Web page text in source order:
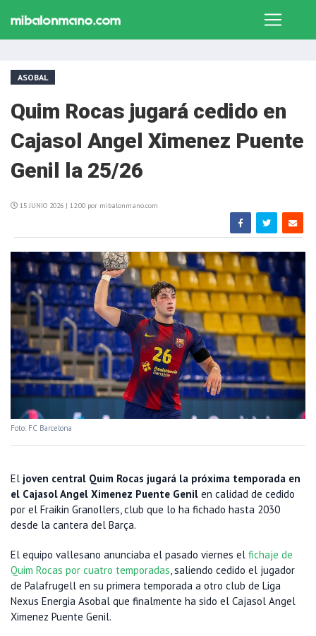
ASOBAL
Quim Rocas jugará cedido en
Cajasol Angel Ximenez Puente
Genil la 25/26
15 JUNIO 2026 | 12:00 por mibalonmano.com
Foto: FC Barcelona
El joven central Quim Rocas jugará la próxima temporada en
el Cajasol Angel Ximenez Puente Genil en calidad de cedido
por el Fraikin Granollers, club que lo ha fichado hasta 2030
desde la cantera del Barça.
El equipo vallesano anunciaba el pasado viernes el fichaje de
Quim Rocas por cuatro temporadas , saliendo cedido el jugador
de Palafrugell en su primera temporada a otro club de Liga
Nexus Energia Asobal que finalmente ha sido el Cajasol Angel
Ximenez Puente Genil.